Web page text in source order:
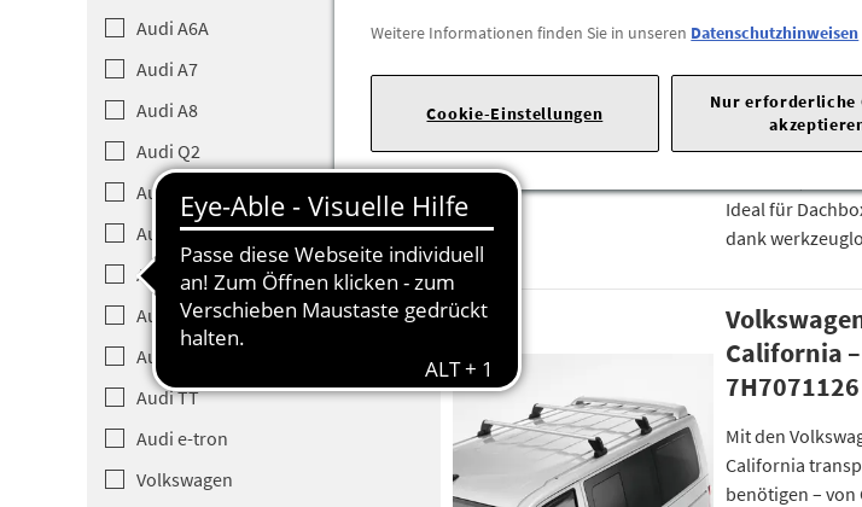
Audi A6A
Audi A7
Audi A8
Audi Q2
Audi Q4
Audi Q5
Audi Q6
Audi Q7
Audi Q8
Audi TT
Audi e-tro­n
Volkswagen­
Abenteuer!
571071151
Steig ein in die
Volkswagen
Ideal für
dank
California
7H7071126
Mit den
California
benötigen –
Weitere Informationen finden Sie in unseren Datenschutzhinweisen
Cookie-Einstellungen
Nur erforderliche